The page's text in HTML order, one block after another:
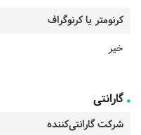
کرنومتر یا کرنوگراف
خیر
گارانتی
شرکت گارانتی‌کننده